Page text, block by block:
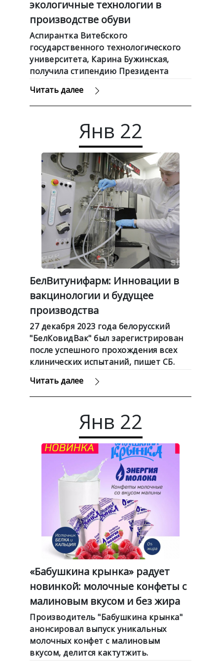
экологичные технологии в
производстве обуви
Аспирантка Витебского
государственного технологического
университета, Карина Бужинская,
получила стипендию Президента
вторичных обувных материалов,
пишет БелТА.
Читать далее
Янв 22
БелВитунифарм: Инновации в
вакцинологии и будущее
производства
27 декабря 2023 года белорусский
"БелКовидВак" был зарегистрирован
после успешного прохождения всех
клинических испытаний, пишет СБ.
Читать далее
Янв 22
«Бабушкина крынка» радует
новинкой: молочные конфеты с
малиновым вкусом и без жира
Производитель "Бабушкина крынка"
анонсировал выпуск уникальных
молочных конфет с малиновым
вкусом, делится кактутжить.